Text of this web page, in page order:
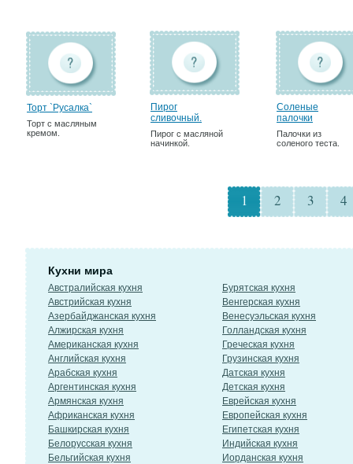
Торт `Русалка`
Торт с масляным
кремом.
Пирог
сливочный.
Пирог с масляной
начинкой.
Соленые
палочки
Палочки из
соленого теста.
1 2 3 4
Кухни мира
Австралийская кухня
Австрийская кухня
Азербайджанская кухня
Алжирская кухня
Американская кухня
Английская кухня
Арабская кухня
Аргентинская кухня
Армянская кухня
Африканская кухня
Башкирская кухня
Белорусская кухня
Бельгийская кухня
Бурятская кухня
Венгерская кухня
Венесуэльская кухня
Голландская кухня
Греческая кухня
Грузинская кухня
Датская кухня
Детская кухня
Еврейская кухня
Европейская кухня
Египетская кухня
Индийская кухня
Иорданская кухня